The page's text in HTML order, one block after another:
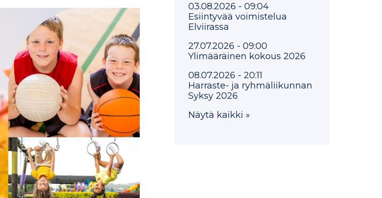
03.08.2026 - 09:04
Esiintyvää voimistelua
Elviirassa
27.07.2026 - 09:00
Ylimääräinen kokous 2026
08.07.2026 - 20:11
Harraste- ja ryhmäliikunnan
Syksy 2026
Näytä kaikki »